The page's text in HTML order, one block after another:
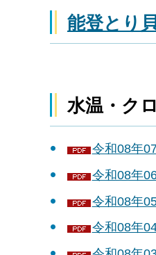
能登とり
水温・ク
令和08年
令和08年
令和08年
令和08年